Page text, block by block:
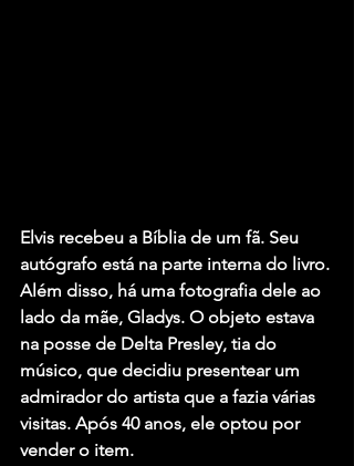
Elvis recebeu a Bíblia de um fã. Seu
autógrafo está na parte interna do livro.
Além disso, há uma fotografia dele ao
lado da mãe, Gladys. O objeto estava
na posse de Delta Presley, tia do
músico, que decidiu presentear um
admirador do artista que a fazia várias
visitas. Após 40 anos, ele optou por
vender o item.